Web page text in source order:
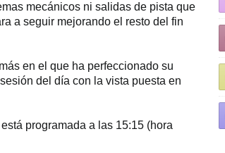
mecánicos ni salidas de pista que
a seguir mejorando el resto del fin
en el que ha perfeccionado su
del día con la vista puesta en
programada a las 15:15 (hora